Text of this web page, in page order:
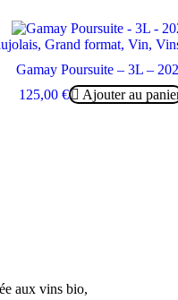
, Grand format, Vin,
Gamay Poursuite – 3L –
125,00 € Ajouter au
aux vins bio,